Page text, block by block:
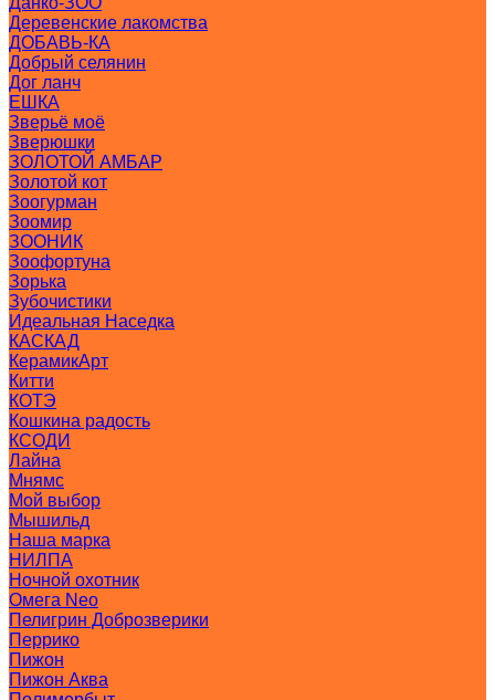
Деревенские лакомства
ДОБАВЬ-КА
Добрый селянин
Дог ланч
ЕШКА
Зверьё моё
Зверюшки
ЗОЛОТОЙ АМБАР
Золотой кот
Зоогурман
Зоомир
ЗООНИК
Зоофортуна
Зорька
Зубочистики
Идеальная Наседка
КАСКАД
КерамикАрт
Китти
КОТЭ
Кошкина радость
КСОДИ
Лайна
Мнямс
Мой выбор
Мышильд
Наша марка
НИЛПА
Ночной охотник
Омега Neo
Пелигрин Доброзверики
Перрико
Пижон
Пижон Аква